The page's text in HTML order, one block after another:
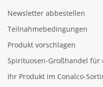
Newsletter abbestellen
Teilnahmebedingungen
Produkt vorschlagen
Spirituosen-Großhandel für
Ihr Produkt im Conalco-